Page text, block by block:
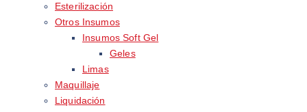
Esterilización
Otros Insumos
Insumos Soft Gel
Geles
Limas
Maquillaje
Liquidación